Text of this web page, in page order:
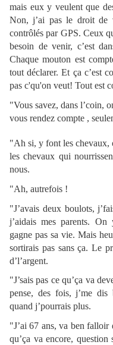
mais eux y veulent que
Non, j’ai pas le droit de
contrôlés par GPS. Ceux
besoin de venir, c’est
Chaque mouton est
tout déclarer. Et ça c’est
pas c'qu'on veut! Tout est
"Vous savez, dans l’coin,
vous rendez compte ,
"Ah si, y font les chevaux,
les chevaux qui
nous.
"Ah, autrefois !
"J’avais deux boulots,
j’aidais mes parents.
gagne pas sa vie. Mais
sortirais pas sans ça. Le
d’l’argent.
"J’sais pas ce qu’ça va
pense, des fois, j’me
quand j’pourrais plus.
"J’ai 67 ans, va ben falloir
qu’ça va encore, question